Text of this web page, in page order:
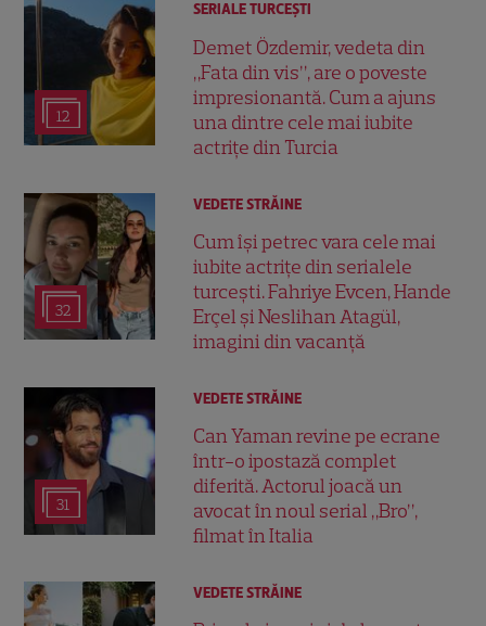
12
SERIALE TURCEŞTI
Demet Özdemir, vedeta din
„Fata din vis”, are o poveste
impresionantă. Cum a ajuns
una dintre cele mai iubite
actrițe din Turcia
32
VEDETE STRĂINE
Cum își petrec vara cele mai
iubite actrițe din serialele
turcești. Fahriye Evcen, Hande
Erçel și Neslihan Atagül,
imagini din vacanță
31
VEDETE STRĂINE
Can Yaman revine pe ecrane
într-o ipostază complet
diferită. Actorul joacă un
avocat în noul serial „Bro”,
filmat în Italia
VEDETE STRĂINE